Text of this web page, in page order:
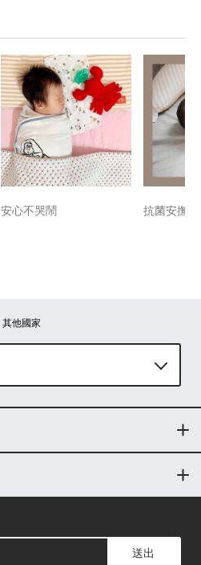
安心不哭鬧 抗菌安撫
其他國家
送出